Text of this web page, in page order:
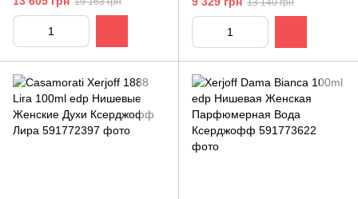
Ксерджофф Гран Балло
13 140 грн